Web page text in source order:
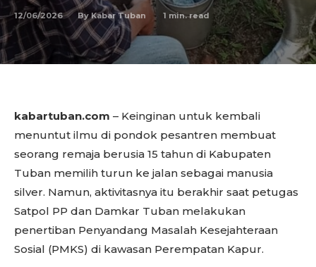
12/06/2026 By Kabar Tuban 1 min. read
kabartuban.com – Keinginan untuk kembali
menuntut ilmu di pondok pesantren membuat
seorang remaja berusia 15 tahun di Kabupaten
Tuban memilih turun ke jalan sebagai manusia
silver. Namun, aktivitasnya itu berakhir saat petugas
Satpol PP dan Damkar Tuban melakukan
penertiban Penyandang Masalah Kesejahteraan
Sosial (PMKS) di kawasan Perempatan Kapur.